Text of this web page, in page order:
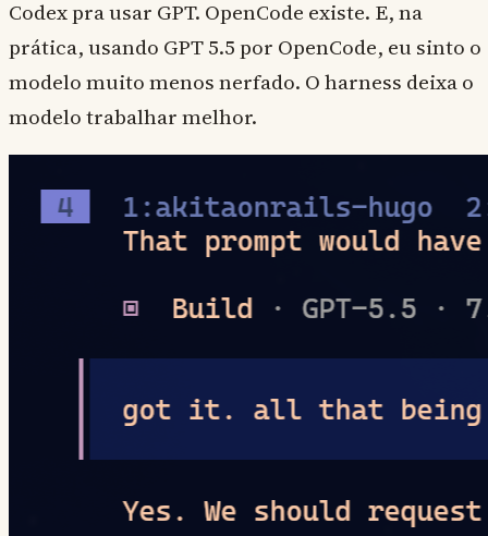
Codex pra usar GPT. OpenCode existe. E, na
prática, usando GPT 5.5 por OpenCode, eu sinto o
modelo muito menos nerfado. O harness deixa o
modelo trabalhar melhor.